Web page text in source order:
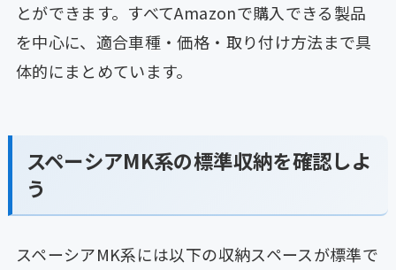
とができます。すべてAmazonで購入できる製品
を中心に、適合車種・価格・取り付け方法まで具
体的にまとめています。
スペーシアMK系の標準収納を確認しよ
う
スペーシアMK系には以下の収納スペースが標準で